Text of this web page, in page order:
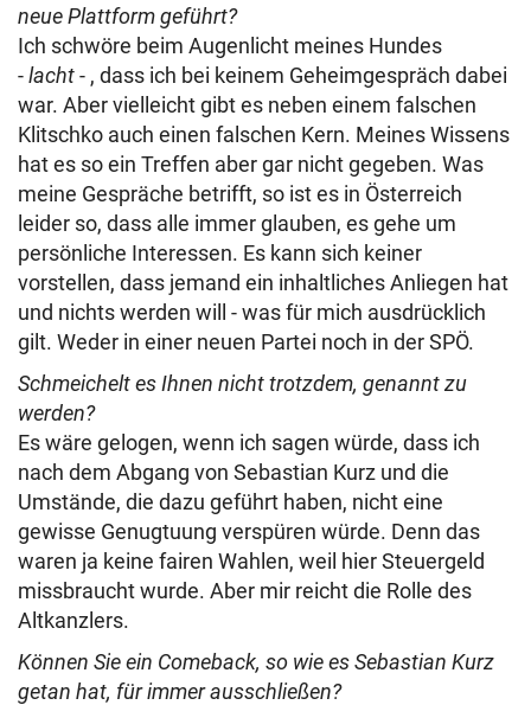
neue Plattform geführt?
Ich schwöre beim Augenlicht meines Hundes
-lacht- , dass ich bei keinem Geheimgespräch dabei
war. Aber vielleicht gibt es neben einem falschen
Klitschko auch einen falschen Kern. Meines Wissens
hat es so ein Treffen aber gar nicht gegeben. Was
meine Gespräche betrifft, so ist es in Österreich
leider so, dass alle immer glauben, es gehe um
persönliche Interessen. Es kann sich keiner
vorstellen, dass jemand ein inhaltliches Anliegen hat
und nichts werden will - was für mich ausdrücklich
gilt. Weder in einer neuen Partei noch in der SPÖ.
Schmeichelt es Ihnen nicht trotzdem, genannt zu
werden?
Es wäre gelogen, wenn ich sagen würde, dass ich
nach dem Abgang von Sebastian Kurz und die
Umstände, die dazu geführt haben, nicht eine
gewisse Genugtuung verspüren würde. Denn das
waren ja keine fairen Wahlen, weil hier Steuergeld
missbraucht wurde. Aber mir reicht die Rolle des
Altkanzlers.
Können Sie ein Comeback, so wie es Sebastian Kurz
getan hat, für immer ausschließen?